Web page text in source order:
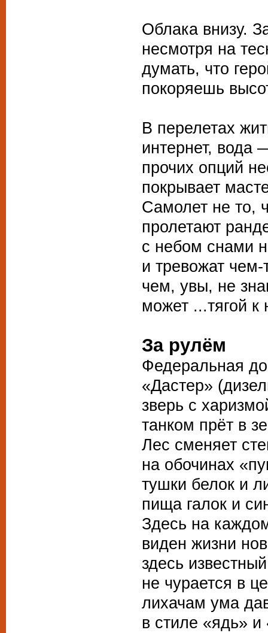
Облака внизу.
несмотря на
думать, что
покоряешь
В перелетах
интернет, вода
прочих опций
покрывает
Самолет не то,
пролетают
с небом снами
и тревожат
чем, увы, не
может ...тягой к
За рулём
Федеральная
«Дастер»
зверь с
танком прёт в
Лес сменяет
на обочинах
тушки белок и
пища галок и
Здесь на
виден жизни
здесь
не чурается в
лихачам ума
в стиле «ядь»